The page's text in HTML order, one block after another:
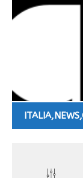
ITALIA,NEWS,